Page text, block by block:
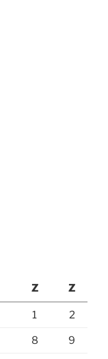
Z Z
1 2
8 9